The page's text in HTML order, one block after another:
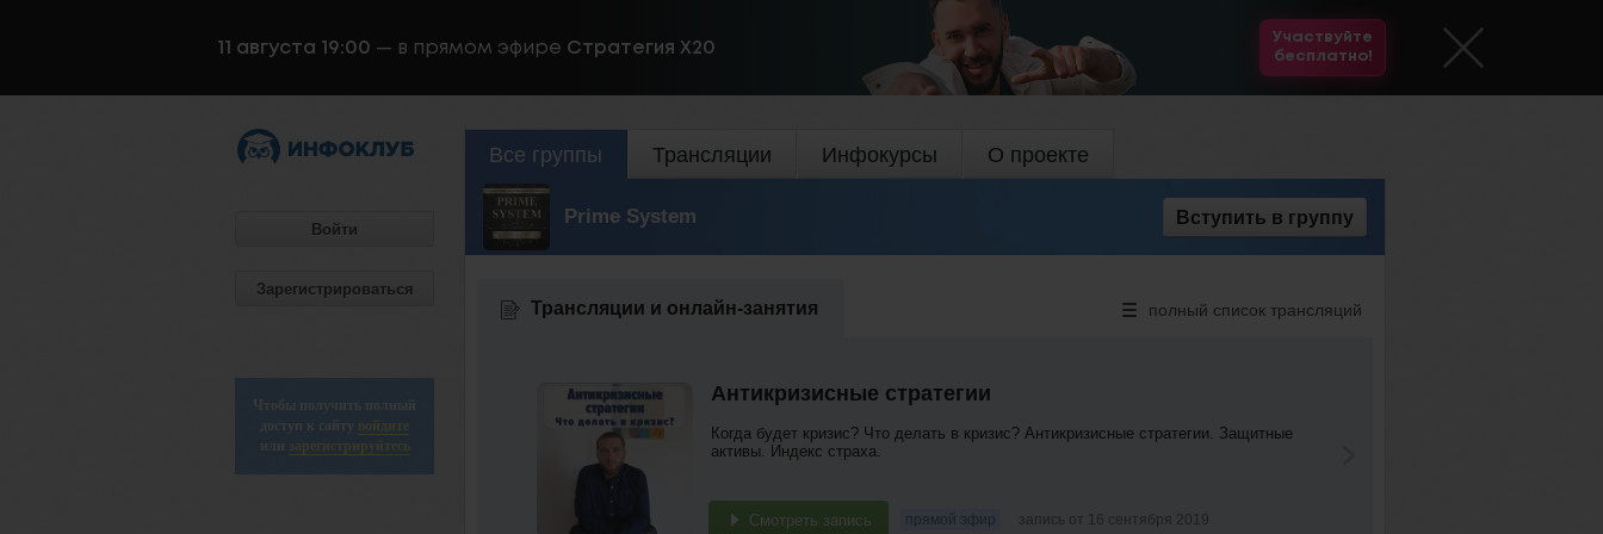
11 августа 19:00 — в прямом эфире Стратегия Х20
Участвуйте
бесплатно!
Войти
Зарегистрироваться
Чтобы получить полный
доступ к сайту войдите
или зарегистрируйтесь
Все группы Трансляции Инфокурсы О проекте
Prime System Вступить в группу
Трансляции и онлайн-занятия полный список трансляций
Антикризисные стратегии
Когда будет кризис? Что делать в кризис? Антикризисные стратегии. Защитные
активы. Индекс страха.
Смотреть запись прямой эфир запись от 16 сентября 2019